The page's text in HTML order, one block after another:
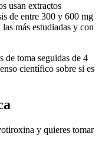
usan extractos
de entre 300 y 600 mg
más estudiadas y con
de toma seguidas de 4
científico sobre si es
y quieres tomar